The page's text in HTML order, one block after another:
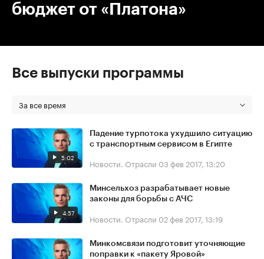
бюджет от «Платона»
Все выпуски программы
За все время
5:02
Падение турпотока ухудшило ситуацию
с транспортным сервисом в Египте
Новости. Отрасли 03 фев 2017, 13:20
4:57
Минсельхоз разрабатывает новые
законы для борьбы с АЧС
Новости. Отрасли 02 фев 2017, 13:19
Минкомсвязи подготовит уточняющие
поправки к «пакету Яровой»